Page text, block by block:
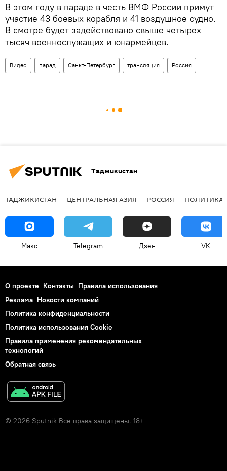
В этом году в параде в честь ВМФ России примут
участие 43 боевых корабля и 41 воздушное судно.
В смотре будет задействовано свыше четырех
тысяч военнослужащих и юнармейцев.
Видео парад Санкт-Петербург трансляция Россия
Таджикистан
ТАДЖИКИСТАН ЦЕНТРАЛЬНАЯ АЗИЯ РОССИЯ ПОЛИТИКА
Макс Telegram Дзен VK
О проекте Контакты Правила использования
Реклама Новости компаний
Политика конфиденциальности
Политика использования Cookie
Правила применения рекомендательных
технологий
Обратная связь
© 2026 Sputnik Все права защищены. 18+